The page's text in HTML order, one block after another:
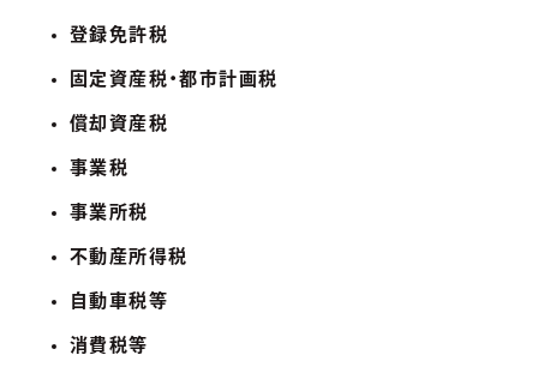
登録免許税
固定資産税・都市計画税
償却資産税
事業税
事業所税
不動産所得税
自動車税等
消費税等